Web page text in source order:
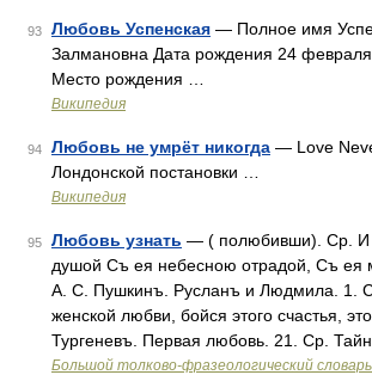
93 Любовь Успенская — Полное имя
Залмановна Дата рождения 24
Место рождения …
Википедия
94 Любовь не умрёт никогда — Love
Лондонской постановки …
Википедия
95 Любовь узнать — ( полюбивши). Ср. И
душой Съ ея небесною отрадой, Съ ея
А. С. Пушкинъ. Русланъ и Людмила. 1.
женской любви, бойся этого счастья,
Тургеневъ. Первая любовь. 21. Ср.
Большой толково-фразеологический